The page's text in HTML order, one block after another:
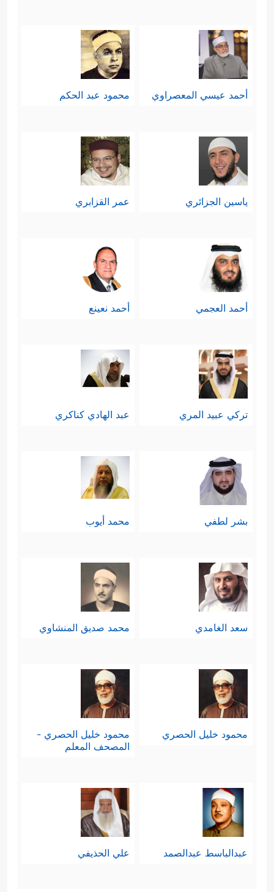
أحمد عيسي المعصراوي محمود عبد الحكم
ياسين الجزائري عمر القزابري
أحمد العجمي أحمد نعينع
تركي عبيد المري عبد الهادي كناكري
بشر لطفي محمد أيوب
سعد الغامدي محمد صديق المنشاوي
محمود خليل الحصري
محمود خليل الحصري -
المصحف المعلم
عبدالباسط عبدالصمد علي الحذيفي